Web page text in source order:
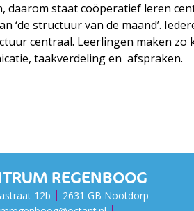
daarom staat coöperatief leren
‘de structuur van de maand’.
centraal. Leerlingen maken zo
taakverdeling en afspraken.
REGENBOOG
12b
2631 GB Nootdorp